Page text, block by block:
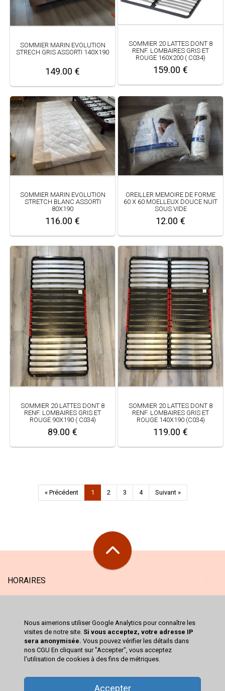
Nous aimerions utiliser Google Analytics pour connaître les
visites de notre site. Si vous acceptez, votre adresse IP
sera anonymisée. Vous pouvez vérifier les détails dans
nos CGU En cliquant sur "Accepter", vous acceptez
l'utilisation de cookies à des fins de métriques.
Accepter
SOMMIER MARIN EVOLUTION
STRECH GRIS ASSORTI 140X190
149.00 €
SOMMIER 20 LATTES DONT 8
RENF. LOMBAIRES GRIS ET
ROUGE 160X200 ( C034)
159.00 €
SOMMIER MARIN EVOLUTION
STRETCH BLANC ASSORTI
80X190
116.00 €
OREILLER MEMOIRE DE FORME
60 X 60 MOELLEUX DOUCE NUIT
SOUS VIDE
12.00 €
SOMMIER 20 LATTES DONT 8
RENF. LOMBAIRES GRIS ET
ROUGE 90X190 ( C034)
89.00 €
SOMMIER 20 LATTES DONT 8
RENF. LOMBAIRES GRIS ET
ROUGE 140X190 (C034)
119.00 €
« Précédent 1 2 3 4 Suivant »
HORAIRES
SERVICES
CATALOGUE
VOTRE COMPTE